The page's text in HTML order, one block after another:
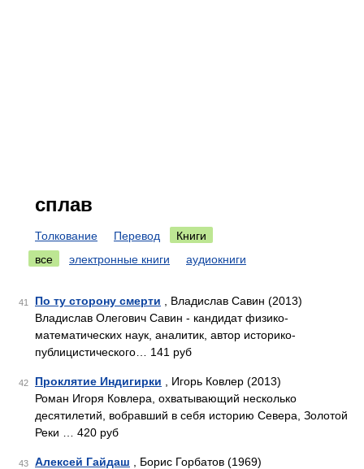
сплав
Толкование Перевод
Книги
все
электронные книги аудиокниги
41 По ту сторону смерти , Владислав Савин (2013)
Владислав Олегович Савин - кандидат физико-
математических наук, аналитик, автор историко-
публицистического… 141 руб
42 Проклятие Индигирки , Игорь Ковлер (2013)
Роман Игоря Ковлера, охватывающий несколько
десятилетий, вобравший в себя историю Севера, Золотой
Реки … 420 руб
43 Алексей Гайдаш , Борис Горбатов (1969)